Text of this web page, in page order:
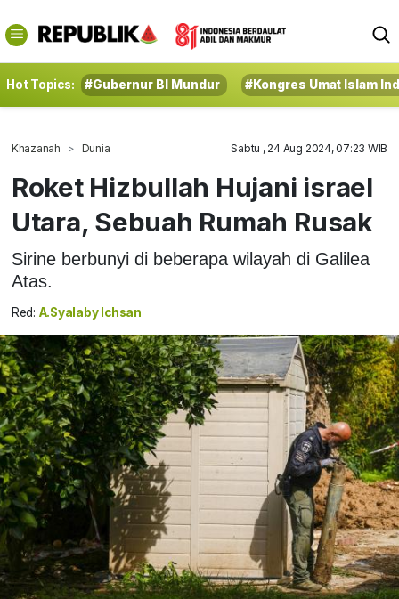
Hot Topics: #Gubernur BI Mundur #Kongres Umat Islam
Khazanah Dunia Sabtu , 24 Aug 2024, 07:23 WIB
Roket Hizbullah Hujani israel
Utara, Sebuah Rumah Rusak
Sirine berbunyi di beberapa wilayah di Galilea
Atas.
Red: A.Syalaby Ichsan